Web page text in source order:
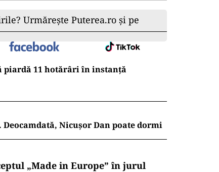
Urmărește Puterea.ro și pe
piardă 11 hotărâri în instanță
Deocamdată, Nicușor Dan poate dormi
„Made in Europe” în jurul